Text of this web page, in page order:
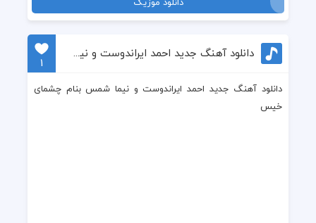
دانلود آهنگ جدید احمد ایراندوست و نیما شمس بنام چشمای خیس
1
دانلود آهنگ جدید احمد ایراندوست و نیما شمس بنام چشمای
خیس